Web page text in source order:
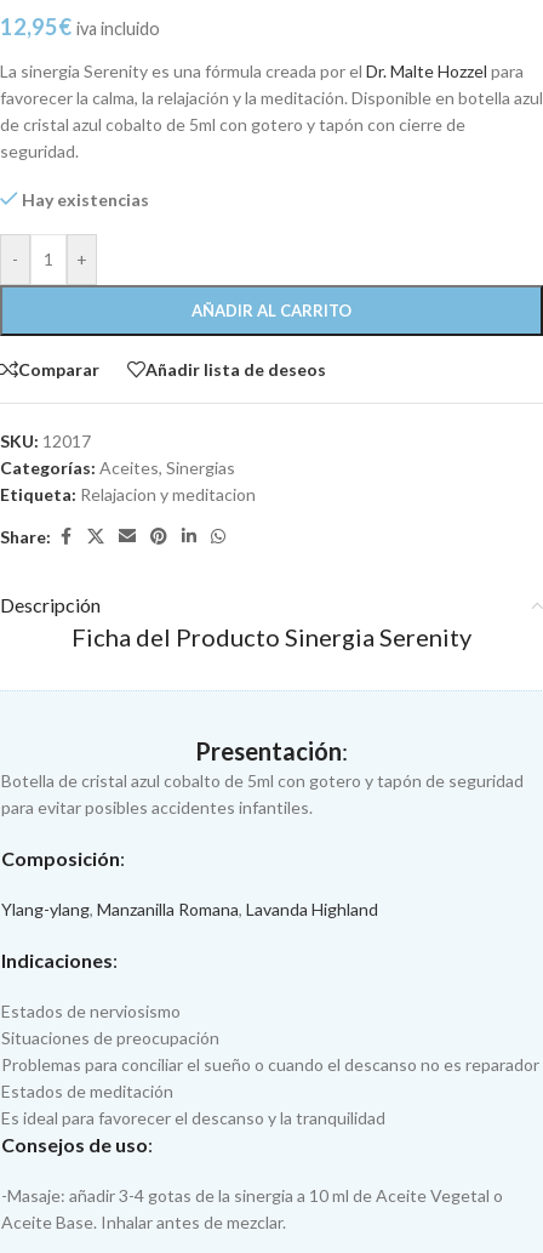
12,95€ iva incluido
La sinergia Serenity es una fórmula creada por el Dr. Malte Hozzel para
favorecer la calma, la relajación y la meditación. Disponible en botella azul
de cristal azul cobalto de 5ml con gotero y tapón con cierre de
seguridad.
Hay existencias
- +
AÑADIR AL CARRITO
Comparar Añadir lista de deseos
SKU: 12017
Categorías: Aceites, Sinergias
Etiqueta: Relajacion y meditacion
Share:
Descripción
Ficha del Producto Sinergia Serenity
Presentación:
Botella de cristal azul cobalto de 5ml con gotero y tapón de seguridad
para evitar posibles accidentes infantiles.
Composición:
Ylang-ylang, Manzanilla Romana, Lavanda Highland
Indicaciones:
Estados de nerviosismo
Situaciones de preocupación
Problemas para conciliar el sueño o cuando el descanso no es reparador
Estados de meditación
Es ideal para favorecer el descanso y la tranquilidad
Consejos de uso:
-Masaje: añadir 3-4 gotas de la sinergia a 10 ml de Aceite Vegetal o
Aceite Base. Inhalar antes de mezclar.